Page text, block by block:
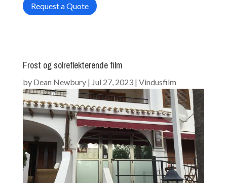
Request a Quote
Frost og solreflekterende film
by Dean Newbury| Jul 27, 2023| Vindusfilm